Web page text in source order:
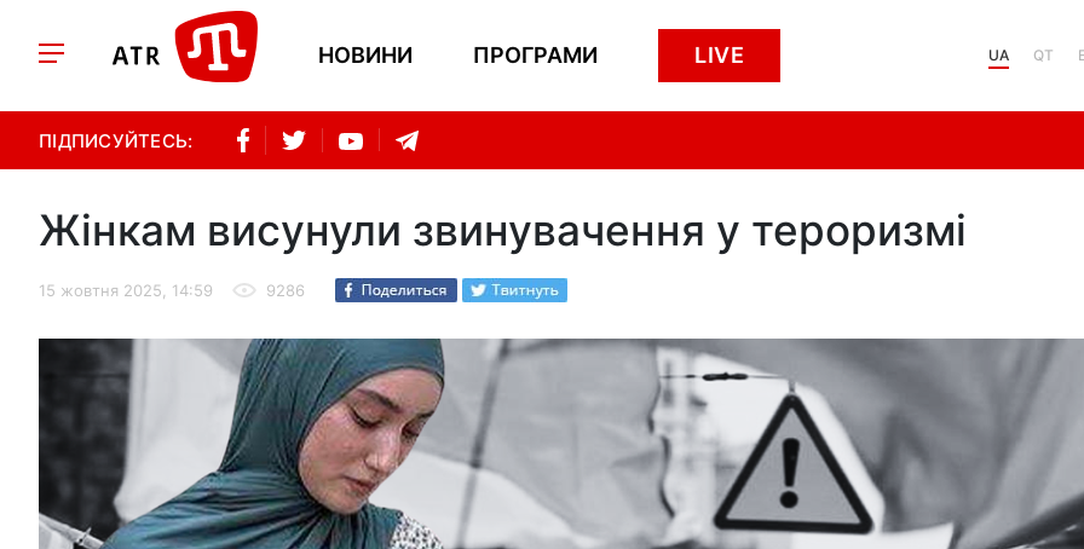
НОВИНИ ПРОГРАМИ LIVE UA QT
ПІДПИСУЙТЕСЬ:
Жінкам висунули звинувачення у тероризмі
15 жовтня 2025, 14:59 9286